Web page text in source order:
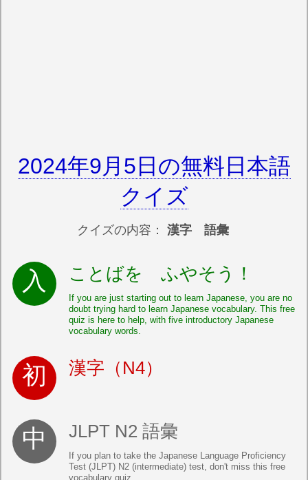
2024年9月5日の無料日本語
クイズ
クイズの内容： 漢字 語彙
ことばを ふやそう！
If you are just starting out to learn Japanese, you are no
doubt trying hard to learn Japanese vocabulary. This free
quiz is here to help, with five introductory Japanese
vocabulary words.
漢字（N4）
JLPT N2 語彙
If you plan to take the Japanese Language Proficiency
Test (JLPT) N2 (intermediate) test, don't miss this free
vocabulary quiz.